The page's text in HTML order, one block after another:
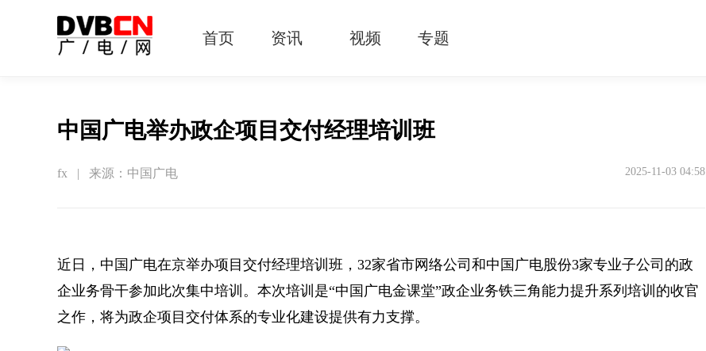
首页 资讯 视频 专题
中国广电举办政企项目交付经理培训班
fx | 来源：中国广电 2025-11-03 04:58
近日，中国广电在京举办项目交付经理培训班，32家省市网络公司和中国广电股份3家专业子公司的政
企业务骨干参加此次集中培训。本次培训是“中国广电金课堂”政企业务铁三角能力提升系列培训的收官
之作，将为政企项目交付体系的专业化建设提供有力支撑。